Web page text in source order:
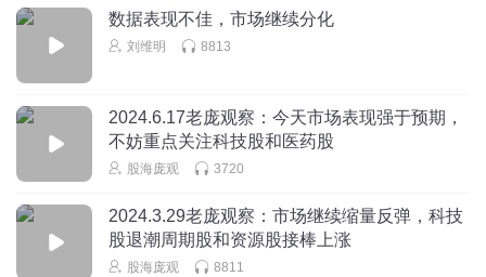
数据表现不佳，市场继续分化
刘维明 8813
2024.6.17老庞观察：今天市场表现强于预期，
不妨重点关注科技股和医药股
股海庞观 3720
2024.3.29老庞观察：市场继续缩量反弹，科技
股退潮周期股和资源股接棒上涨
股海庞观 8811